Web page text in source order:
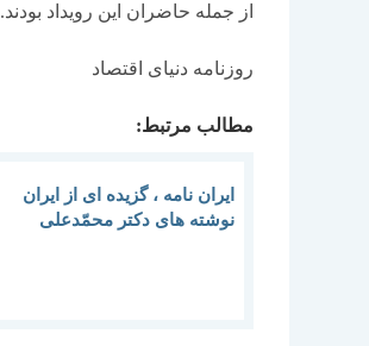
از جمله حاضران این رویداد بودند.
روزنامه دنیای اقتصاد
مطالب مرتبط:
ایران نامه ، گزیده ای از ایران
نوشته های دکتر محمّدعلی